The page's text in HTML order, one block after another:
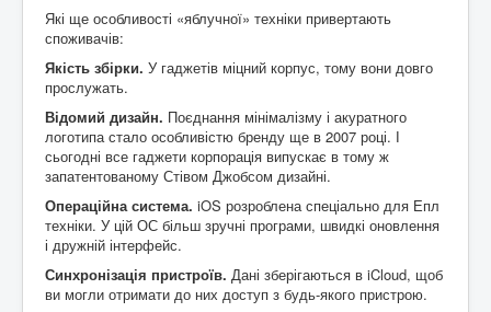
Які ще особливості «яблучної» техніки привертають
споживачів:
Якість збірки. У гаджетів міцний корпус, тому вони довго
прослужать.
Відомий дизайн. Поєднання мінімалізму і акуратного
логотипа стало особливістю бренду ще в 2007 році. І
сьогодні все гаджети корпорація випускає в тому ж
запатентованому Стівом Джобсом дизайні.
Операційна система. iOS розроблена спеціально для Епл
техніки. У цій ОС більш зручні програми, швидкі оновлення
і дружній інтерфейс.
Синхронізація пристроїв. Дані зберігаються в iCloud, щоб
ви могли отримати до них доступ з будь-якого пристрою.